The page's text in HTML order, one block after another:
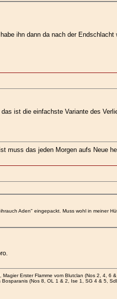
ihn dann da nach der
ist die einfachste Variante des
muss das jeden Morgen aufs Neue
Aden" eingepackt. Muss wohl in meiner
Erster Flamme vom Blutclan (Nos 2, 4, 6
Bosparanis (Nos 8, OL 1 & 2, Ise 1, SG 4 & 5,